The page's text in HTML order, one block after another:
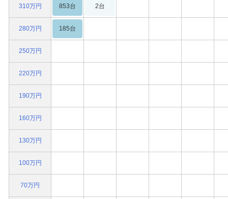
310万円
280万円
250万円
220万円
190万円
160万円
130万円
100万円
70万円
853台 2台
185台